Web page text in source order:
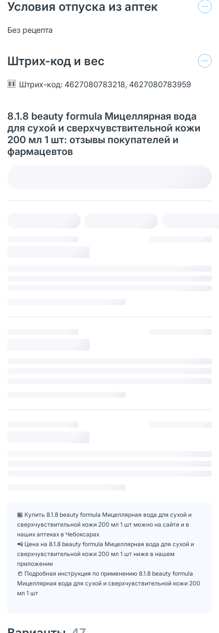
Условия отпуска из аптек
Без рецепта
Штрих-код и вес
Штрих-код: 4627080783218, 4627080783959
8.1.8 beauty formula Мицеллярная вода
для сухой и сверхчувствительной кожи
200 мл 1 шт: отзывы покупателей и
фармацевтов
🏪 Купить 8.1.8 beauty formula Мицеллярная вода для сухой и
сверхчувствительной кожи 200 мл 1 шт можно на сайте и в
наших аптеках в Чебоксарах
📲 Цена на 8.1.8 beauty formula Мицеллярная вода для сухой и
сверхчувствительной кожи 200 мл 1 шт ниже в нашем
приложении
📒 Подробная инструкция по применению 8.1.8 beauty formula
Мицеллярная вода для сухой и сверхчувствительной кожи 200
мл 1 шт